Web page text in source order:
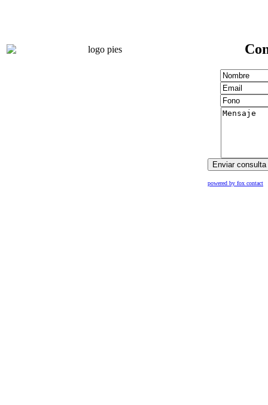
powered by fox contact